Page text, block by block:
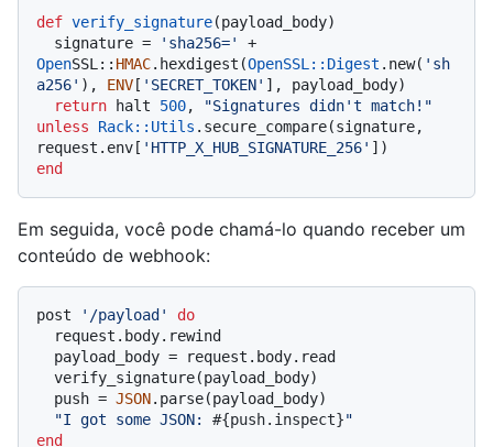
def verify_signature(payload_body)
  signature =
'sha256='
OpenSSL:: HMAC.hexdigest(OpenSSL::Digest .new( 'sh
a256' ), ENV [ 'SECRET_TOKEN' ], payload_body)
return halt 500,
"Signatures didn't match!"
unless
Rack: :Utils .secure_compare(signature,
request.env[ 'HTTP_X_HUB_SIGNATURE_256'
end
Em seguida, você pode chamá-lo quando receber um
conteúdo de webhook:
post '/payload'
do
  push =
JSON.parse(payload_body)
"I got some JSON: #{push.inspect}"
end